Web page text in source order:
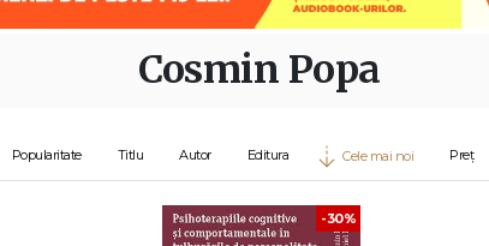
Cosmin Popa
Popularitate Titlu Autor Editura Cele mai noi Preț
-30%